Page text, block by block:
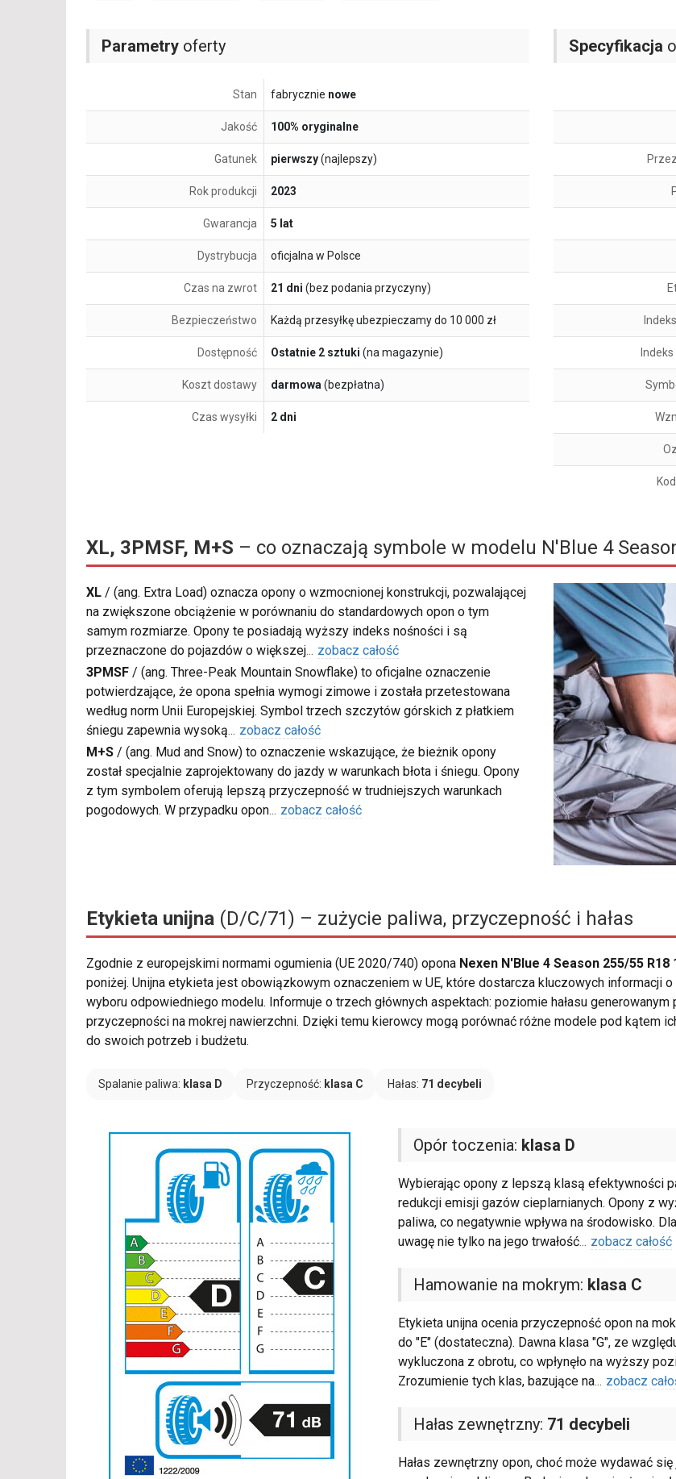
Parametry oferty
Stan fabrycznie nowe
Jakość 100% oryginalne
Gatunek pierwszy(najlepszy)
Rok produkcji 2023
Gwarancja 5 lat
Dystrybucja oficjalna w Polsce
Czas na zwrot 21 dni (bez podania przyczyny)
Bezpieczeństwo Każdą przesyłkę ubezpieczamy do 10 000 zł
Dostępność Ostatnie 2 sztuki (na magazynie)
Koszt dostawy darmowa(bezpłatna)
Czas wysyłki 2 dni
Specyfikacja
XL, 3PMSF, M+S – co oznaczają symbole w modelu N'Blue 4
XL / (ang. Extra Load) oznacza opony o wzmocnionej konstrukcji, pozwalającej
na zwiększone obciążenie w porównaniu do standardowych opon o tym
samym rozmiarze. Opony te posiadają wyższy indeks nośności i są
przeznaczone do pojazdów o większej... zobacz całość
3PMSF / (ang. Three-Peak Mountain Snowflake) to oficjalne oznaczenie
potwierdzające, że opona spełnia wymogi zimowe i została przetestowana
według norm Unii Europejskiej. Symbol trzech szczytów górskich z płatkiem
śniegu zapewnia wysoką... zobacz całość
M+S / (ang. Mud and Snow) to oznaczenie wskazujące, że bieżnik opony
został specjalnie zaprojektowany do jazdy w warunkach błota i śniegu. Opony
z tym symbolem oferują lepszą przyczepność w trudniejszych warunkach
pogodowych. W przypadku opon... zobacz całość
Etykieta unijna (D/C/71) – zużycie paliwa, przyczepność i hałas
Zgodnie z europejskimi normami ogumienia (UE 2020/740) opona Nexen N'Blue 4 Season 255/55 R18
poniżej. Unijna etykieta jest obowiązkowym oznaczeniem w UE, które dostarcza kluczowych informacji
wyboru odpowiedniego modelu. Informuje o trzech głównych aspektach: poziomie hałasu
przyczepności na mokrej nawierzchni. Dzięki temu kierowcy mogą porównać różne modele pod kątem
do swoich potrzeb i budżetu.
Spalanie paliwa: klasa D Przyczepność: klasa C Hałas: 71 decybeli
Opór toczenia: klasa D
Wybierając opony z lepszą klasą efektywności
redukcji emisji gazów cieplarnianych. Opony z
paliwa, co negatywnie wpływa na środowisko.
uwagę nie tylko na jego trwałość... zobacz całość
Hamowanie na mokrym: klasa C
Etykieta unijna ocenia przyczepność opon na
do "E" (dostateczna). Dawna klasa "G", ze
wykluczona z obrotu, co wpłynęło na wyższy
Zrozumienie tych klas, bazujące na... zobacz
Hałas zewnętrzny: 71 decybeli
Hałas zewnętrzny opon, choć może wydawać